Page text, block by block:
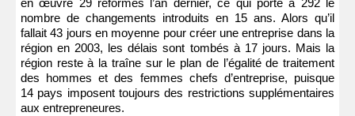
en œuvre 29 réformes l’an dernier, ce qui porte à 292 le
nombre de changements introduits en 15 ans. Alors qu’il
fallait 43 jours en moyenne pour créer une entreprise dans la
région en 2003, les délais sont tombés à 17 jours. Mais la
région reste à la traîne sur le plan de l’égalité de traitement
des hommes et des femmes chefs d’entreprise, puisque
14 pays imposent toujours des restrictions supplémentaires
aux entrepreneures.